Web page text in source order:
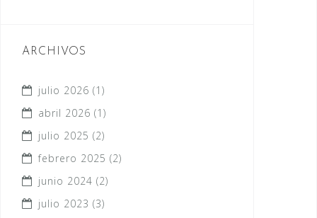
ARCHIVOS
julio 2026 (1)
abril 2026 (1)
julio 2025 (2)
febrero 2025 (2)
junio 2024 (2)
julio 2023 (3)